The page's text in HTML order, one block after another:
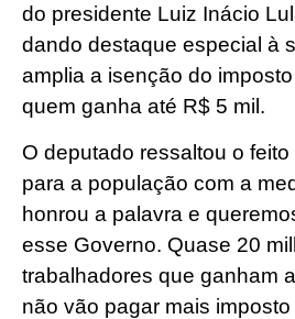
do presidente Luiz Inácio
dando destaque especial à
amplia a isenção do
quem ganha até R$ 5 mil.
O deputado ressaltou o
para a população com a
honrou a palavra e
esse Governo. Quase 20
trabalhadores que ganham
não vão pagar mais